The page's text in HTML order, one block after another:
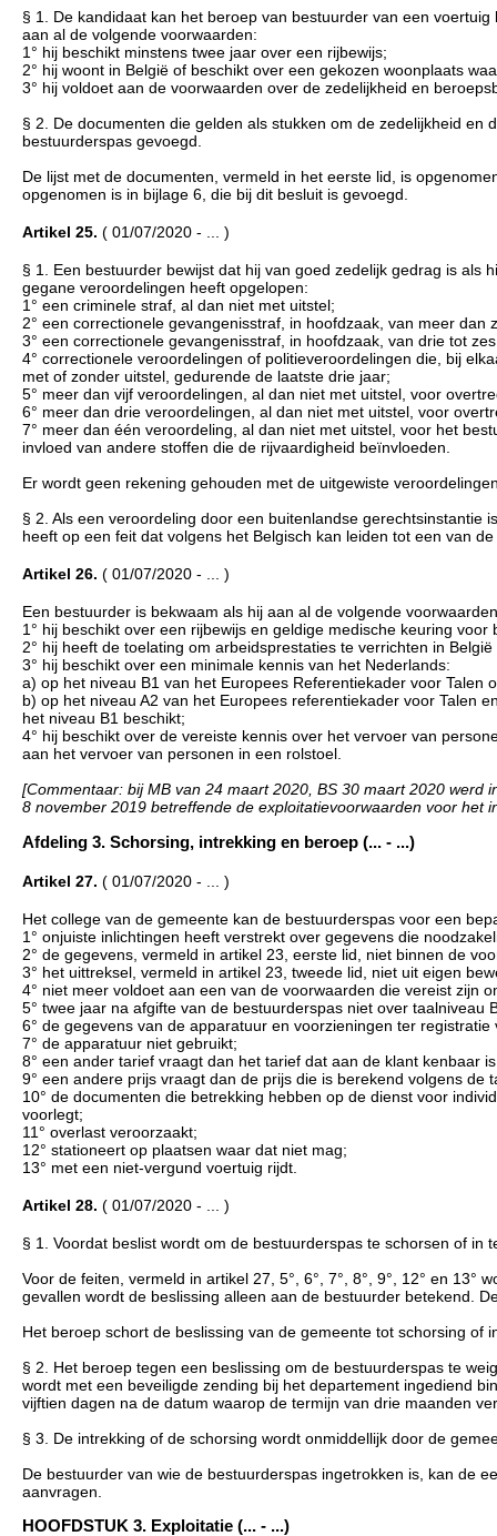
§ 1. De kandidaat kan het beroep van bestuurder van een
aan al de volgende voorwaarden:
1° hij beschikt minstens twee jaar over een rijbewijs;
2° hij woont in België of beschikt over een gekozen woonplaats
3° hij voldoet aan de voorwaarden over de zedelijkheid en
§ 2. De documenten die gelden als stukken om de zedelijkheid
bestuurderspas gevoegd.
De lijst met de documenten, vermeld in het eerste lid, is
opgenomen is in bijlage 6, die bij dit besluit is gevoegd.
Artikel 25. ( 01/07/2020 - ... )
§ 1. Een bestuurder bewijst dat hij van goed zedelijk gedrag is als
gegane veroordelingen heeft opgelopen:
1° een criminele straf, al dan niet met uitstel;
2° een correctionele gevangenisstraf, in hoofdzaak, van meer
3° een correctionele gevangenisstraf, in hoofdzaak, van drie tot
4° correctionele veroordelingen of politieveroordelingen die, bij
met of zonder uitstel, gedurende de laatste drie jaar;
5° meer dan vijf veroordelingen, al dan niet met uitstel, voor
6° meer dan drie veroordelingen, al dan niet met uitstel, voor
7° meer dan één veroordeling, al dan niet met uitstel, voor het
invloed van andere stoffen die de rijvaardigheid beïnvloeden.
Er wordt geen rekening gehouden met de uitgewiste
§ 2. Als een veroordeling door een buitenlandse
heeft op een feit dat volgens het Belgisch kan leiden tot een van
Artikel 26. ( 01/07/2020 - ... )
Een bestuurder is bekwaam als hij aan al de volgende
1° hij beschikt over een rijbewijs en geldige medische keuring
2° hij heeft de toelating om arbeidsprestaties te verrichten in
3° hij beschikt over een minimale kennis van het Nederlands:
a) op het niveau B1 van het Europees Referentiekader voor Talen
b) op het niveau A2 van het Europees referentiekader voor Talen
het niveau B1 beschikt;
4° hij beschikt over de vereiste kennis over het vervoer van
aan het vervoer van personen in een rolstoel.
[Commentaar: bij MB van 24 maart 2020, BS 30 maart 2020 werd
8 november 2019 betreffende de exploitatievoorwaarden voor het
Afdeling 3. Schorsing, intrekking en beroep (... - ...)
Artikel 27. ( 01/07/2020 - ... )
Het college van de gemeente kan de bestuurderspas voor een
1° onjuiste inlichtingen heeft verstrekt over gegevens die
2° de gegevens, vermeld in artikel 23, eerste lid, niet binnen de
3° het uittreksel, vermeld in artikel 23, tweede lid, niet uit eigen
4° niet meer voldoet aan een van de voorwaarden die vereist zijn
5° twee jaar na afgifte van de bestuurderspas niet over taalniveau
6° de gegevens van de apparatuur en voorzieningen ter
7° de apparatuur niet gebruikt;
8° een ander tarief vraagt dan het tarief dat aan de klant kenbaar
9° een andere prijs vraagt dan de prijs die is berekend volgens de
10° de documenten die betrekking hebben op de dienst voor
voorlegt;
11° overlast veroorzaakt;
12° stationeert op plaatsen waar dat niet mag;
13° met een niet-vergund voertuig rijdt.
Artikel 28. ( 01/07/2020 - ... )
§ 1. Voordat beslist wordt om de bestuurderspas te schorsen of in
Voor de feiten, vermeld in artikel 27, 5°, 6°, 7°, 8°, 9°, 12° en
gevallen wordt de beslissing alleen aan de bestuurder betekend.
Het beroep schort de beslissing van de gemeente tot schorsing of
§ 2. Het beroep tegen een beslissing om de bestuurderspas te
wordt met een beveiligde zending bij het departement ingediend
vijftien dagen na de datum waarop de termijn van drie maanden
§ 3. De intrekking of de schorsing wordt onmiddellijk door de
De bestuurder van wie de bestuurderspas ingetrokken is, kan de
aanvragen.
HOOFDSTUK 3. Exploitatie (... - ...)